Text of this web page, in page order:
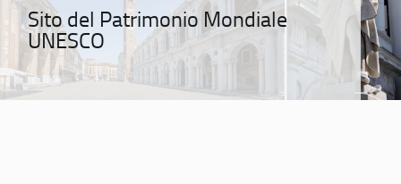
Sito del Patrimonio Mondiale
UNESCO